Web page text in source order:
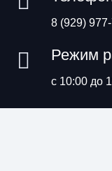
8 (929)
Режим
с 10:00 до